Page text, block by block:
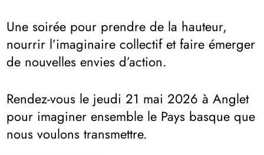
Une soirée pour prendre de la hauteur,
nourrir l’imaginaire collectif et faire émerger
de nouvelles envies d’action.
Rendez-vous le jeudi 21 mai 2026 à Anglet
pour imaginer ensemble le Pays basque que
nous voulons transmettre.